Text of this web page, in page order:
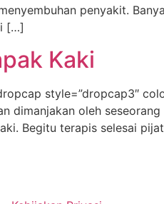
penyakit.
[…]
Kaki
style=”dropcap3″
dimanjakan oleh
Begitu terapis selesai